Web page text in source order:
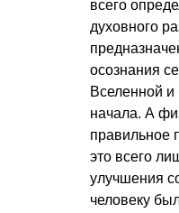
всего
духовного
осознания
Вселенной и
начала. А
правильное
это всего
улучшения
человеку